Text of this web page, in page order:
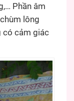
Phần âm
lông
có cảm giác